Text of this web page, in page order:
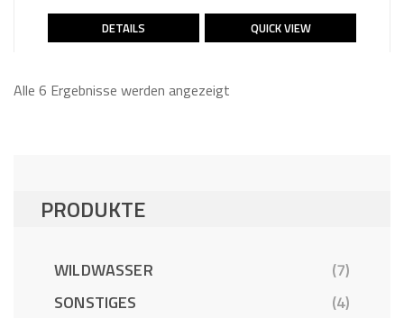
WAR:
699,00 €
IST:
669,00 €.
DETAILS QUICK VIEW
Alle 6 Ergebnisse werden angezeigt
PRODUKTE
WILDWASSER
(7)
SONSTIGES
(4)